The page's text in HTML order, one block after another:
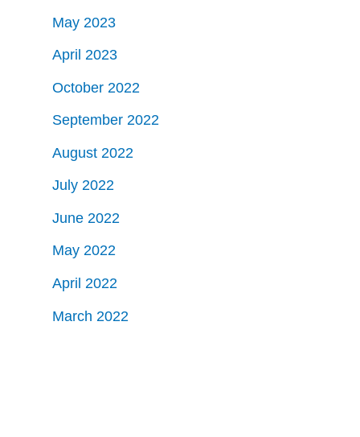
May 2023
April 2023
October 2022
September 2022
August 2022
July 2022
June 2022
May 2022
April 2022
March 2022